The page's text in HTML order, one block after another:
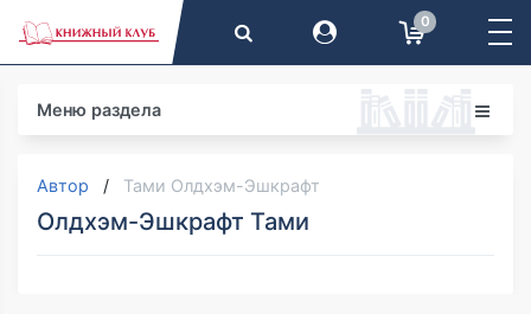
0
Меню раздела
Автор Тами Олдхэм-Эшкрафт
Олдхэм-Эшкрафт Тами